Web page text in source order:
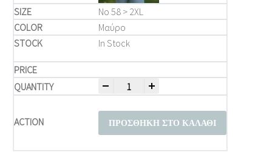
Νο 58 > 2XL
Μαύρο
In Stock
Μπλούζα Plus Size Δίχρωμη με
ΠΡΟΣΘΉΚΗ ΣΤΟ ΚΑΛΆΘΙ